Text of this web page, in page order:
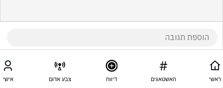
ראשי האשטאגים דיווח צבע אדום אישי